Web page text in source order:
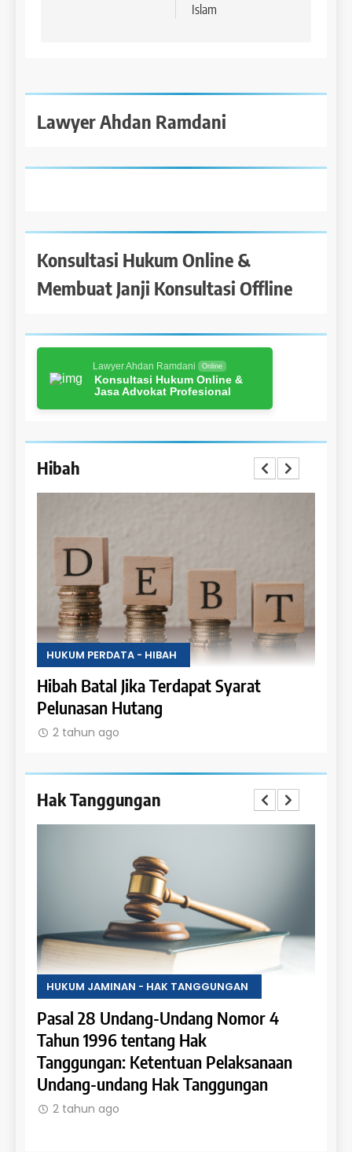
Islam
Lawyer Ahdan Ramdani
Konsultasi Hukum Online &
Membuat Janji Konsultasi Offline
Lawyer Ahdan Ramdani Online
Konsultasi Hukum Online &
Jasa Advokat Profesional
Hibah
HUKUM PERDATA - HIBAH
Hibah Batal Jika Terdapat Syarat
Pelunasan Hutang
2 tahun ago
Hak Tanggungan
HUKUM JAMINAN - HAK TANGGUNGAN
Pasal 28 Undang-Undang Nomor 4
Tahun 1996 tentang Hak
Tanggungan: Ketentuan Pelaksanaan
Undang-undang Hak Tanggungan
2 tahun ago